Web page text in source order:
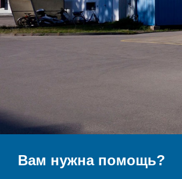
Вам нужна помощь?